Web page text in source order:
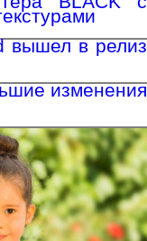
вышел в релиз
изменения